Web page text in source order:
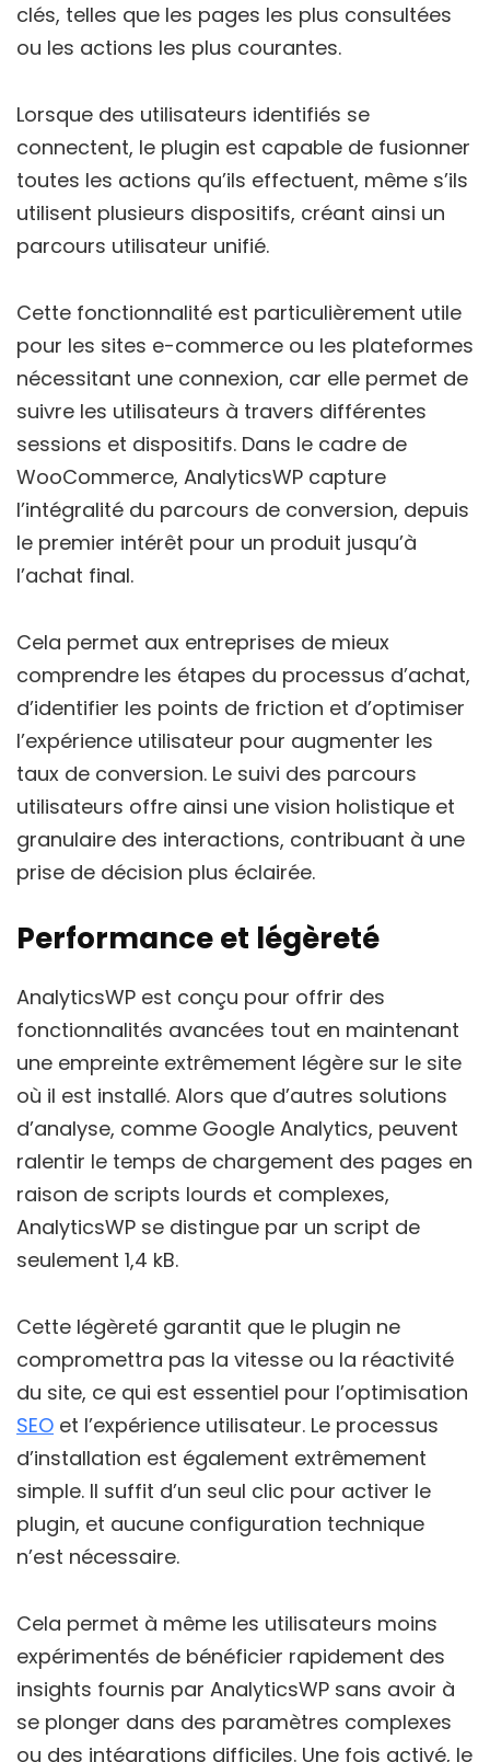
clés, telles que les pages les plus consultées
ou les actions les plus courantes.
Lorsque des utilisateurs identifiés se
connectent, le plugin est capable de fusionner
toutes les actions qu’ils effectuent, même s’ils
utilisent plusieurs dispositifs, créant ainsi un
parcours utilisateur unifié.
Cette fonctionnalité est particulièrement utile
pour les sites e-commerce ou les plateformes
nécessitant une connexion, car elle permet de
suivre les utilisateurs à travers différentes
sessions et dispositifs. Dans le cadre de
WooCommerce, AnalyticsWP capture
l’intégralité du parcours de conversion, depuis
le premier intérêt pour un produit jusqu’à
l’achat final.
Cela permet aux entreprises de mieux
comprendre les étapes du processus d’achat,
d’identifier les points de friction et d’optimiser
l’expérience utilisateur pour augmenter les
taux de conversion. Le suivi des parcours
utilisateurs offre ainsi une vision holistique et
granulaire des interactions, contribuant à une
prise de décision plus éclairée.
Performance et légèreté
AnalyticsWP est conçu pour offrir des
fonctionnalités avancées tout en maintenant
une empreinte extrêmement légère sur le site
où il est installé. Alors que d’autres solutions
d’analyse, comme Google Analytics, peuvent
ralentir le temps de chargement des pages en
raison de scripts lourds et complexes,
AnalyticsWP se distingue par un script de
seulement 1,4 kB.
Cette légèreté garantit que le plugin ne
compromettra pas la vitesse ou la réactivité
du site, ce qui est essentiel pour l’optimisation
SEO et l’expérience utilisateur. Le processus
d’installation est également extrêmement
simple. Il suffit d’un seul clic pour activer le
plugin, et aucune configuration technique
n’est nécessaire.
Cela permet à même les utilisateurs moins
expérimentés de bénéficier rapidement des
insights fournis par AnalyticsWP sans avoir à
se plonger dans des paramètres complexes
ou des intégrations difficiles. Une fois activé, le